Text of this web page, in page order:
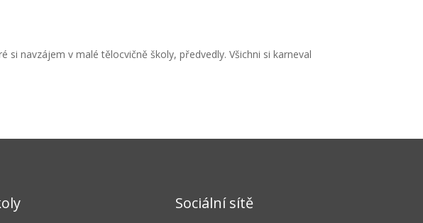
navzájem v malé tělocvičně školy, předvedly. Všichni si karneval
Sociální sítě